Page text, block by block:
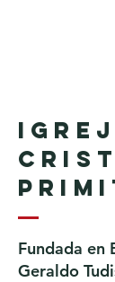
Fundada en
Geraldo